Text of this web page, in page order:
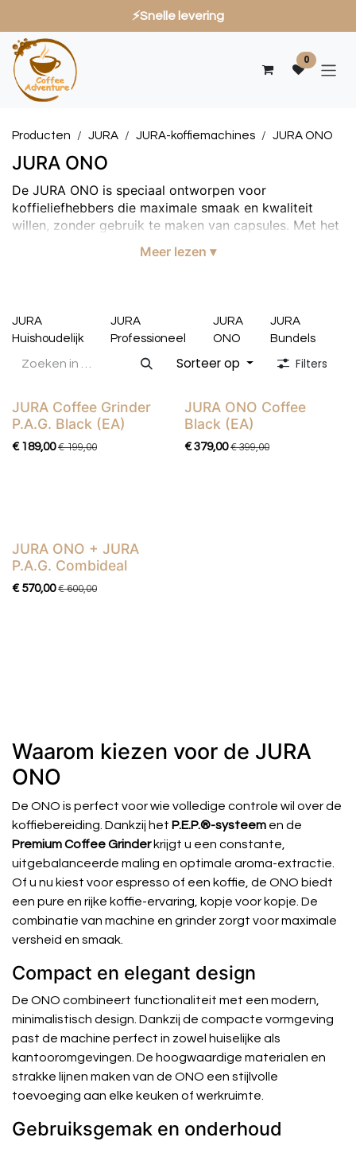
⚡Snelle levering
Overslaan naar inhoud
0
Producten JURA JURA-koffiemachines JURA ONO
JURA ONO
De JURA ONO is speciaal ontworpen voor
koffieliefhebbers die maximale smaak en kwaliteit
willen, zonder gebruik te maken van capsules. Met het
Pulse Extraction Process (P.E.P.®) en de Premium
Coffee Grinder (P.A.G.) voor versgemalen koffie haalt
een rijke, barista-waardige koffiebeleving. De ONO
maakt elke kop tot een volwaardige espresso of
koffie. Dankzij het Automatische
reinigingsprogramma’s en het CLARIS Smart+
lange levensduur.
Meer lezen ▾
JURA
Huishoudelijk
JURA
Professioneel
JURA
ONO
JURA
Bundels
Sorteer op Filters
Actie
JURA Coffee Grinder
P.A.G. Black (EA)
€ 189,00 €199,00
Actie
JURA ONO Coffee
Black (EA)
€379,00 €399,00
Actie
JURA ONO + JURA
P.A.G. Combideal
€ 570,00 €600,00
Waarom kiezen voor de JURA
ONO
De ONO is perfect voor wie volledige controle wil over de
koffiebereiding. Dankzij het P.E.P.®-systeem en de
Premium Coffee Grinderkrijgt u een constante,
uitgebalanceerde maling en optimale aroma-extractie.
Of u nu kiest voor espresso of een koffie, de ONO biedt
een pure en rijke koffie-ervaring, kopje voor kopje. De
combinatie van machine en grinder zorgt voor maximale
versheid en smaak.
Compact en elegant design
De ONO combineert functionaliteit met een modern,
minimalistisch design. Dankzij de compacte vormgeving
past de machine perfect in zowel huiselijke als
kantooromgevingen. De hoogwaardige materialen en
strakke lijnen maken van de ONO een stijlvolle
toevoeging aan elke keuken of werkruimte.
Gebruiksgemak en onderhoud